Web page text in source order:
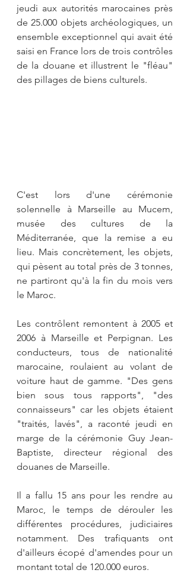
jeudi aux autorités marocaines près
de 25.000 objets archéologiques, un
ensemble exceptionnel qui avait été
saisi en France lors de trois contrôles
de la douane et illustrent le "fléau"
des pillages de biens culturels.
C'est lors d'une cérémonie
solennelle à Marseille au Mucem,
musée des cultures de la
Méditerranée, que la remise a eu
lieu. Mais concrètement, les objets,
qui pèsent au total près de 3 tonnes,
ne partiront qu'à la fin du mois vers
le Maroc.
Les contrôlent remontent à 2005 et
2006 à Marseille et Perpignan. Les
conducteurs, tous de nationalité
marocaine, roulaient au volant de
voiture haut de gamme. "Des gens
bien sous tous rapports", "des
connaisseurs" car les objets étaient
"traités, lavés", a raconté jeudi en
marge de la cérémonie Guy Jean-
Baptiste, directeur régional des
douanes de Marseille.
Il a fallu 15 ans pour les rendre au
Maroc, le temps de dérouler les
différentes procédures, judiciaires
notamment. Des trafiquants ont
d'ailleurs écopé d'amendes pour un
montant total de 120.000 euros.